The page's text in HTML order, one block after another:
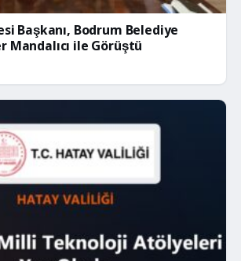
Başkanı, Bodrum Belediye
Mandalıcı ile Görüştü